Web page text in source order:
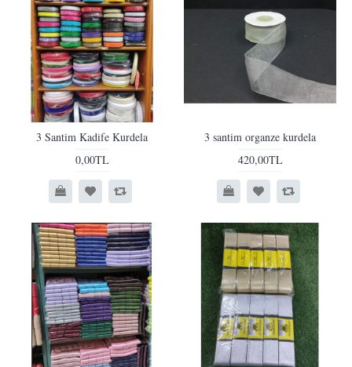
3 Santim Kadife Kurdela
0,00TL
3 santim organze kurdela
420,00TL